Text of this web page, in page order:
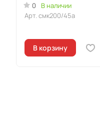
0
В наличии
Арт. смк200/45а
В корзину